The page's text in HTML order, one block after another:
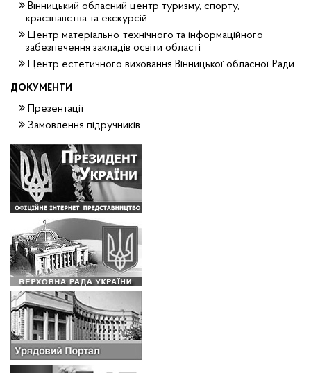
Вінницький обласний центр туризму, спорту,
краєзнавства та екскурсій
Центр матеріально-технічного та інформаційного
забезпечення закладів освіти області
Центр естетичного виховання Вінницької обласної Ради
ДОКУМЕНТИ
Презентації
Замовлення підручників